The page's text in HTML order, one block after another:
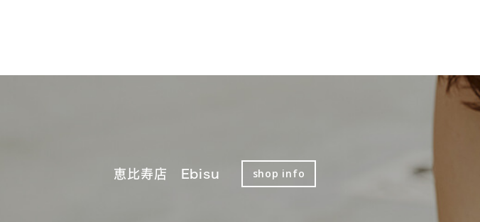
恵比寿店 Ebisu shop info